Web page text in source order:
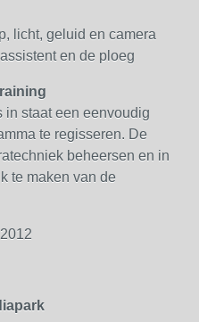
licht, geluid en camera
en de ploeg
in staat een eenvoudig
te regisseren. De
beheersen en in
te maken van de